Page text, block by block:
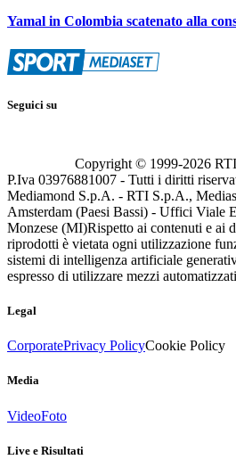
Yamal in Colombia scatenato alla
Seguici su
Copyright © 1999-2026
P.Iva 03976881007 - Tutti i diritti
Mediamond S.p.A. - RTI S.p.A.,
Amsterdam (Paesi Bassi) - Uffici Viale
Monzese (MI)Rispetto ai contenuti e ai
riprodotti è vietata ogni utilizzazione
sistemi di intelligenza artificiale
espresso di utilizzare mezzi
Legal
CorporatePrivacy PolicyCookie Policy
Media
VideoFoto
Live e Risultati